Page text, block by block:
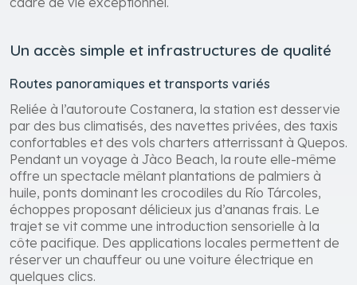
Un accès simple et infrastructures de qualité
Routes panoramiques et transports variés
Reliée à l’autoroute Costanera, la station est desservie
par des bus climatisés, des navettes privées, des taxis
confortables et des vols charters atterrissant à Quepos.
Pendant un voyage à Jàco Beach, la route elle-même
offre un spectacle mêlant plantations de palmiers à
huile, ponts dominant les crocodiles du Río Tárcoles,
échoppes proposant délicieux jus d’ananas frais. Le
trajet se vit comme une introduction sensorielle à la
côte pacifique. Des applications locales permettent de
réserver un chauffeur ou une voiture électrique en
quelques clics.